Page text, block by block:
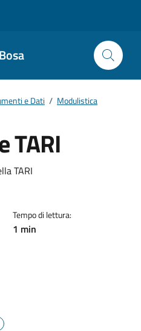
e Dati / Modulistica
TARI
TARI
Tempo di lettura:
1 min